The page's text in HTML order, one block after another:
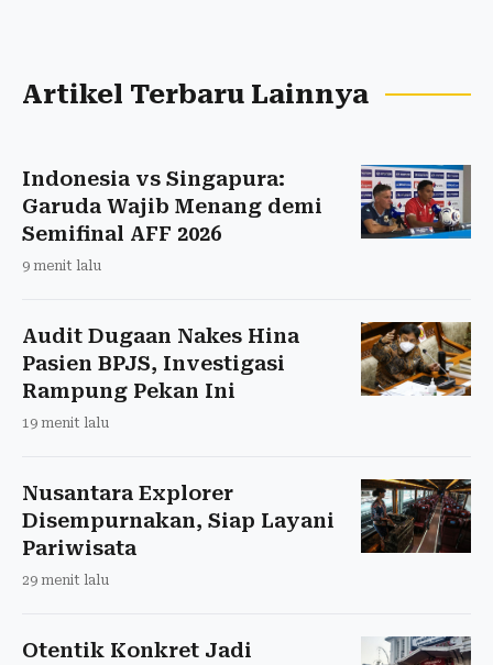
Artikel Terbaru Lainnya
Indonesia vs Singapura:
Garuda Wajib Menang demi
Semifinal AFF 2026
9 menit lalu
Audit Dugaan Nakes Hina
Pasien BPJS, Investigasi
Rampung Pekan Ini
19 menit lalu
Nusantara Explorer
Disempurnakan, Siap Layani
Pariwisata
29 menit lalu
Otentik Konkret Jadi